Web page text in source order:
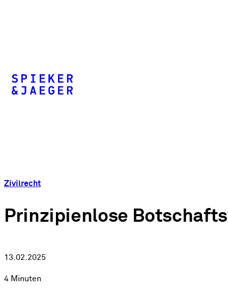
Zivilrecht
Prinzipienlose
13.02.2025
4 Minuten